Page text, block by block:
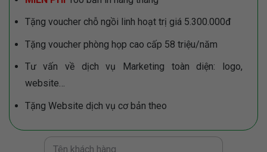
Tặng voucher chỗ ngồi linh hoạt trị giá 5.300.000đ
Tặng voucher phòng họp cao cấp 58 triệu/năm
Tư vấn về dịch vụ Marketing toàn diện: logo,
website…
Tặng Website dịch vụ cơ bản theo